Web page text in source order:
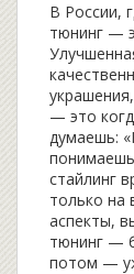
В России,
тюнинг —
— это
думаешь:
стайлинг
только на
аспекты,
тюнинг —
потом —